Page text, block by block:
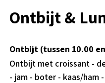
Ontbijt &
Ontbijt (tussen 10.00
Ontbijt met croissant -
- jam - boter - kaas/ham